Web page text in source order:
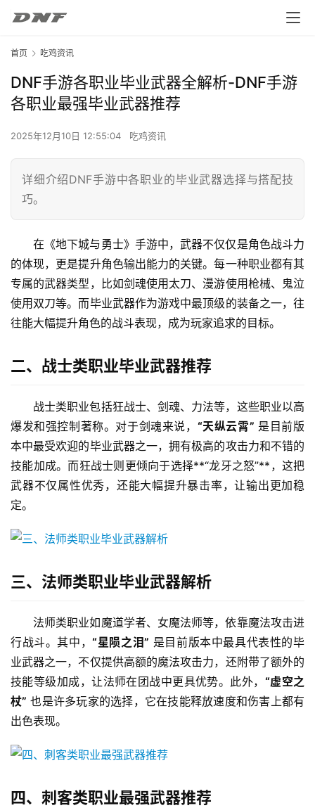
首页 吃鸡资讯
DNF手游各职业毕业武器全解析-DNF手游
各职业最强毕业武器推荐
2025年12月10日 12:55:04 吃鸡资讯
详细介绍DNF手游中各职业的毕业武器选择与搭配技
巧。
在《地下城与勇士》手游中，武器不仅仅是角色战斗力
的体现，更是提升角色输出能力的关键。每一种职业都有其
专属的武器类型，比如剑魂使用太刀、漫游使用枪械、鬼泣
使用双刀等。而毕业武器作为游戏中最顶级的装备之一，往
往能大幅提升角色的战斗表现，成为玩家追求的目标。
二、战士类职业毕业武器推荐
战士类职业包括狂战士、剑魂、力法等，这些职业以高
爆发和强控制著称。对于剑魂来说， “天纵云霄” 是目前版
本中最受欢迎的毕业武器之一，拥有极高的攻击力和不错的
技能加成。而狂战士则更倾向于选择**“龙牙之怒”**，这把
武器不仅属性优秀，还能大幅提升暴击率，让输出更加稳
定。
三、法师类职业毕业武器解析
法师类职业如魔道学者、女魔法师等，依靠魔法攻击进
行战斗。其中，“星陨之泪” 是目前版本中最具代表性的毕
业武器之一，不仅提供高额的魔法攻击力，还附带了额外的
技能等级加成，让法师在团战中更具优势。此外， “虚空之
杖” 也是许多玩家的选择，它在技能释放速度和伤害上都有
出色表现。
四、刺客类职业最强武器推荐